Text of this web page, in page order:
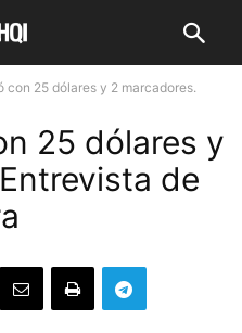
con 25 dólares y 2 marcadores.
25 dólares y
de